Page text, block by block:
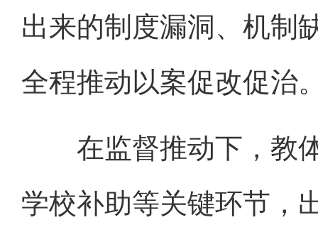
出来的制度漏洞、机制
全程推动以案促改促治
在监督推动下，教体
学校补助等关键环节，